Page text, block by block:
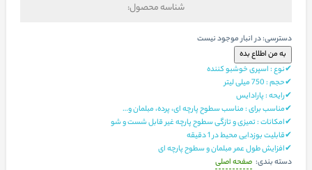
شناسه محصول:
دسترسی:در انبار موجود نیست
✔نوع : اسپری خوشبو کننده
✔حجم : 750 میلی لیتر
✔رایحه : پارادایس
✔مناسب برای : مناسب سطوح پارچه‌ ای، پرده، مبلمان و…
✔امکانات : تمیزی و تازگی سطوح پارچه غیر قابل شست و شو
✔قابلیت بوزدایی محیط در 1 دقیقه
✔افزایش طول عمر مبلمان و سطوح پارچه ای
دسته بندی: صفحه اصلی